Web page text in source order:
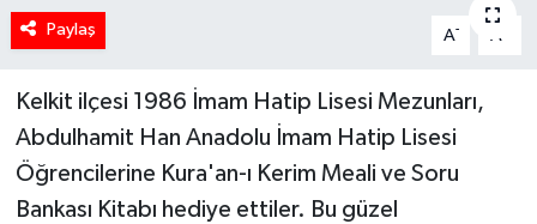
Paylaş A- A
Kelkit ilçesi 1986 İmam Hatip Lisesi Mezunları,
Abdulhamit Han Anadolu İmam Hatip Lisesi
Öğrencilerine Kura'an-ı Kerim Meali ve Soru
Bankası Kitabı hediye ettiler. Bu güzel